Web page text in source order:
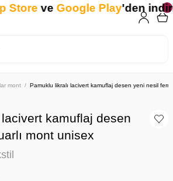
mont Pamuklu likralı lacivert kamuflaj desen yeni nesil
kamuflaj desen
mont unisex
veGoogle Play'den